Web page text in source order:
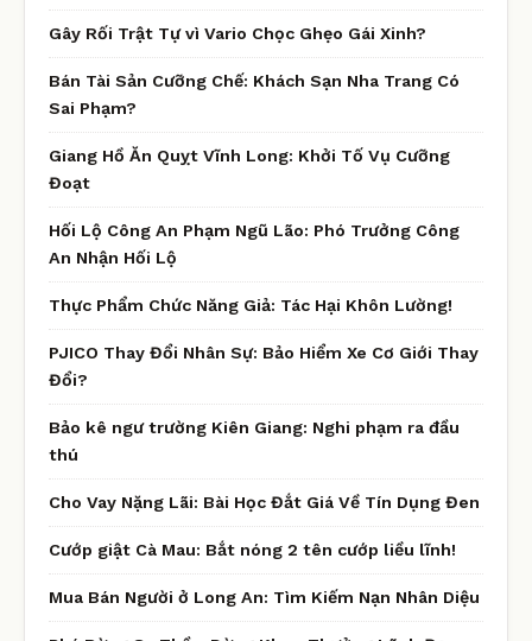
Gây Rối Trật Tự vì Vario Chọc Ghẹo Gái Xinh?
Bán Tài Sản Cưỡng Chế: Khách Sạn Nha Trang Có
Sai Phạm?
Giang Hồ Ăn Quỵt Vĩnh Long: Khởi Tố Vụ Cưỡng
Đoạt
Hối Lộ Công An Phạm Ngũ Lão: Phó Trưởng Công
An Nhận Hối Lộ
Thực Phẩm Chức Năng Giả: Tác Hại Khôn Lường!
PJICO Thay Đổi Nhân Sự: Bảo Hiểm Xe Cơ Giới Thay
Đổi?
Bảo kê ngư trường Kiên Giang: Nghi phạm ra đầu
thú
Cho Vay Nặng Lãi: Bài Học Đắt Giá Về Tín Dụng Đen
Cướp giật Cà Mau: Bắt nóng 2 tên cướp liều lĩnh!
Mua Bán Người ở Long An: Tìm Kiếm Nạn Nhân Diệu